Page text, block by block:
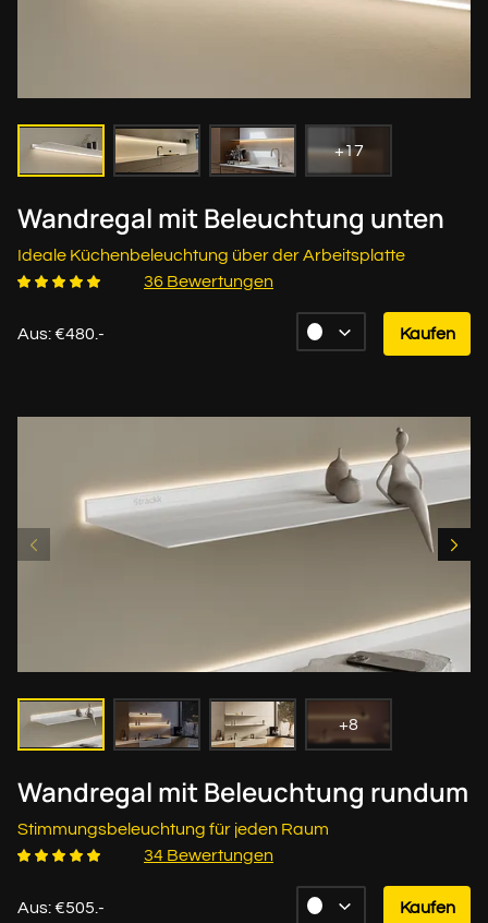
+17
Wandregal mit Beleuchtung unten
Ideale Küchenbeleuchtung über der Arbeitsplatte
36 Bewertungen
Aus: €480.- Kaufen
+8
Wandregal mit Beleuchtung rundum
Stimmungsbeleuchtung für jeden Raum
34 Bewertungen
Aus: €505.- Kaufen